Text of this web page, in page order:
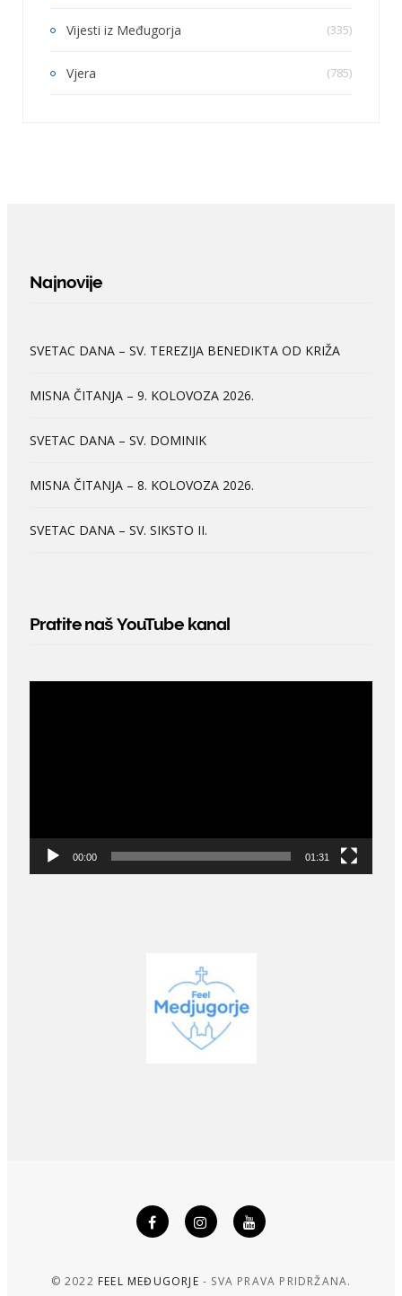
Vijesti iz Međugorja (335)
Vjera (785)
Najnovije
SVETAC DANA – SV. TEREZIJA BENEDIKTA OD KRIŽA
MISNA ČITANJA – 9. KOLOVOZA 2026.
SVETAC DANA – SV. DOMINIK
MISNA ČITANJA – 8. KOLOVOZA 2026.
SVETAC DANA – SV. SIKSTO II.
Pratite naš YouTube kanal
00:00 01:31
© 2022 FEEL MEĐUGORJE - SVA PRAVA PRIDRŽANA.